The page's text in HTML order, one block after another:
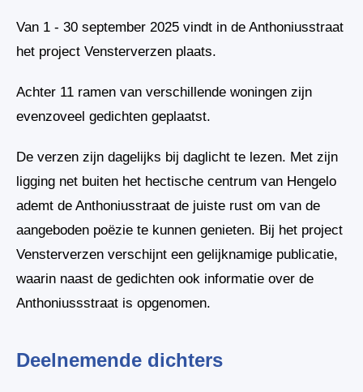
Van 1 - 30 september 2025 vindt in de Anthoniusstraat
het project Vensterverzen plaats.
Achter 11 ramen van verschillende woningen zijn
evenzoveel gedichten geplaatst.
De verzen zijn dagelijks bij daglicht te lezen. Met zijn
ligging net buiten het hectische centrum van Hengelo
ademt de Anthoniusstraat de juiste rust om van de
aangeboden poëzie te kunnen genieten. Bij het project
Vensterverzen verschijnt een gelijknamige publicatie,
waarin naast de gedichten ook informatie over de
Anthoniussstraat is opgenomen.
Deelnemende dichters